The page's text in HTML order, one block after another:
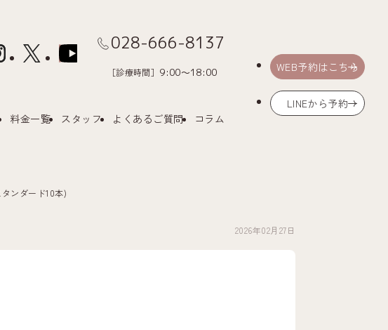
028-666-8137
［診療時間］ 9:00～18:00
料金一覧 スタッフ よくあるご質問 コラム
WEB予約はこちら
LINEから予約
ンダード10本)
2026年02月27日